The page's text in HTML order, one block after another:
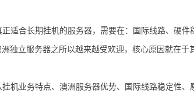
正适合长期挂机的服务器，需要在：国际线路、硬
独立服务器之所以越来越受欢迎，核心原因就在
挂机业务特点、澳洲服务器优势、国际线路稳定性